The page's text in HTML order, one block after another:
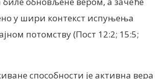
у шири контекст испуњења
потомству (Пост 12:2; 15:5;
способности је активна вера